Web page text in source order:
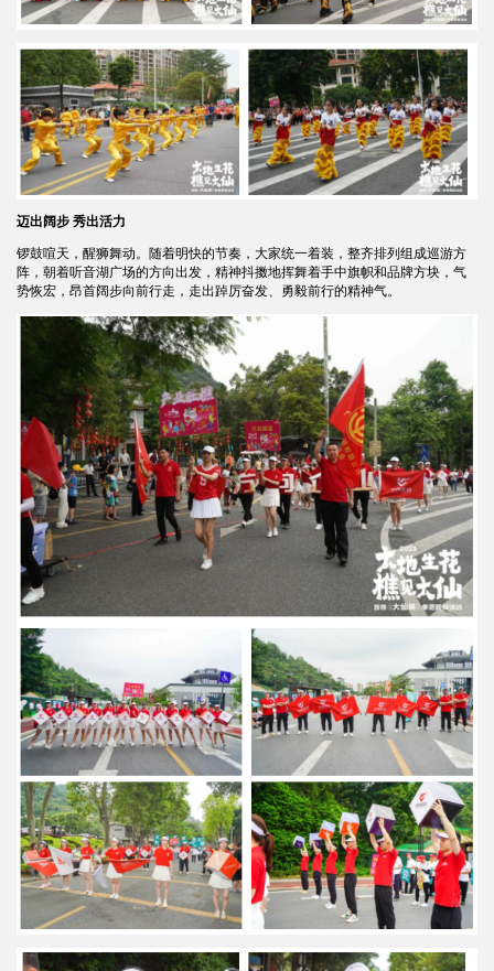
迈出阔步 秀出活力
锣鼓喧天，醒狮舞动。随着明快的节奏，大家统一着装，整齐排列组成巡游方
阵，朝着听音湖广场的方向出发，精神抖擞地挥舞着手中旗帜和品牌方块，气
势恢宏，昂首阔步向前行走，走出踔厉奋发、勇毅前行的精神气。